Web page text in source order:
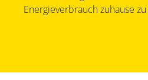
Energieverbrauch zuhause